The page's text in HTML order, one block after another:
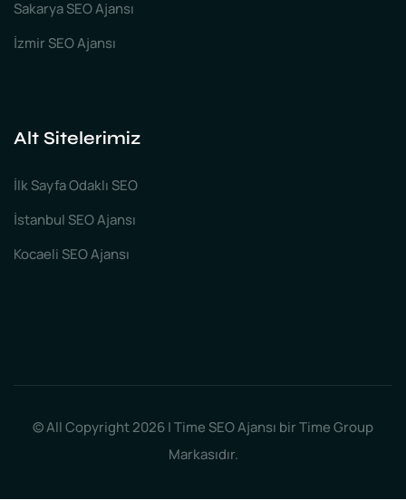
Sakarya SEO Ajansı
İzmir SEO Ajansı
Alt Sitelerimiz
İlk Sayfa Odaklı SEO
İstanbul SEO Ajansı
Kocaeli SEO Ajansı
© All Copyright 2026 | Time SEO Ajansı bir Time Group
Markasıdır.